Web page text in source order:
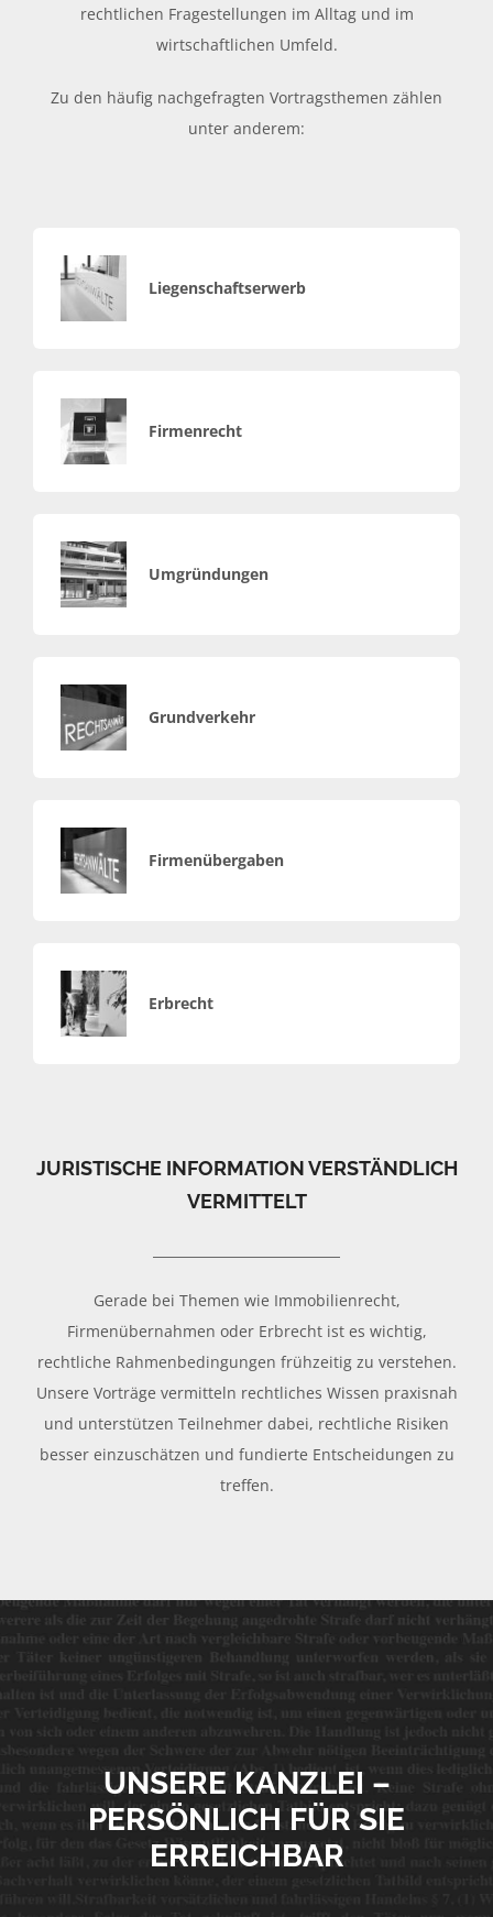
rechtlichen Fragestellungen im Alltag und im
wirtschaftlichen Umfeld.
Zu den häufig nachgefragten Vortragsthemen zählen
unter anderem:
Liegenschaftserwerb
Firmenrecht
Umgründungen
Grundverkehr
Firmenübergaben
Erbrecht
JURISTISCHE INFORMATION VERSTÄNDLICH
VERMITTELT
Gerade bei Themen wie Immobilienrecht,
Firmenübernahmen oder Erbrecht ist es wichtig,
rechtliche Rahmenbedingungen frühzeitig zu verstehen.
Unsere Vorträge vermitteln rechtliches Wissen praxisnah
und unterstützen Teilnehmer dabei, rechtliche Risiken
besser einzuschätzen und fundierte Entscheidungen zu
treffen.
UNSERE KANZLEI –
PERSÖNLICH FÜR SIE
ERREICHBAR